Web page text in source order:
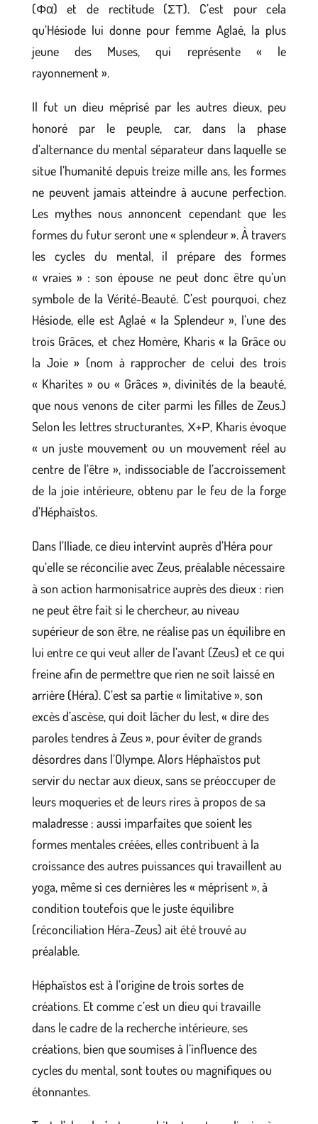
(Φα) et de rectitude (ΣΤ). C’est pour cela
qu’Hésiode lui donne pour femme Aglaé, la plus
jeune des Muses, qui représente « le
rayonnement ».
Il fut un dieu méprisé par les autres dieux, peu
honoré par le peuple, car, dans la phase
d’alternance du mental séparateur dans laquelle se
situe l’humanité depuis treize mille ans, les formes
ne peuvent jamais atteindre à aucune perfection.
Les mythes nous annoncent cependant que les
formes du futur seront une « splendeur ». À travers
les cycles du mental, il prépare des formes
« vraies » : son épouse ne peut donc être qu’un
symbole de la Vérité-Beauté. C’est pourquoi, chez
Hésiode, elle est Aglaé « la Splendeur », l’une des
trois Grâces, et chez Homère, Kharis « la Grâce ou
la Joie » (nom à rapprocher de celui des trois
« Kharites » ou « Grâces », divinités de la beauté,
que nous venons de citer parmi les filles de Zeus.)
Selon les lettres structurantes, Χ+Ρ, Kharis évoque
« un juste mouvement ou un mouvement réel au
centre de l’être », indissociable de l’accroissement
de la joie intérieure, obtenu par le feu de la forge
d’Héphaïstos.
Dans l’Iliade, ce dieu intervint auprès d’Héra pour
qu’elle se réconcilie avec Zeus, préalable nécessaire
à son action harmonisatrice auprès des dieux : rien
ne peut être fait si le chercheur, au niveau
supérieur de son être, ne réalise pas un équilibre en
lui entre ce qui veut aller de l’avant (Zeus) et ce qui
freine afin de permettre que rien ne soit laissé en
arrière (Héra). C’est sa partie « limitative », son
excès d’ascèse, qui doit lâcher du lest, « dire des
paroles tendres à Zeus », pour éviter de grands
désordres dans l’Olympe. Alors Héphaïstos put
servir du nectar aux dieux, sans se préoccuper de
leurs moqueries et de leurs rires à propos de sa
maladresse : aussi imparfaites que soient les
formes mentales créées, elles contribuent à la
croissance des autres puissances qui travaillent au
yoga, même si ces dernières les « méprisent », à
condition toutefois que le juste équilibre
(réconciliation Héra-Zeus) ait été trouvé au
préalable.
Héphaïstos est à l’origine de trois sortes de
créations. Et comme c’est un dieu qui travaille
dans le cadre de la recherche intérieure, ses
créations, bien que soumises à l’influence des
cycles du mental, sont toutes ou magnifiques ou
étonnantes.